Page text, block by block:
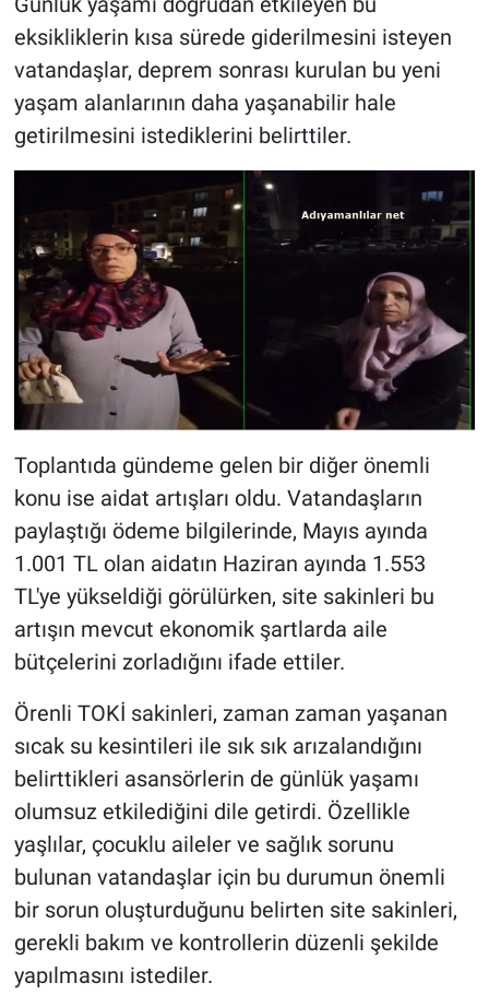
eksikliklerin kısa sürede giderilmesini isteyen
vatandaşlar, deprem sonrası kurulan bu yeni
yaşam alanlarının daha yaşanabilir hale
getirilmesini istediklerini belirttiler.
Toplantıda gündeme gelen bir diğer önemli
konu ise aidat artışları oldu. Vatandaşların
paylaştığı ödeme bilgilerinde, Mayıs ayında
1.001 TL olan aidatın Haziran ayında 1.553
TL'ye yükseldiği görülürken, site sakinleri bu
artışın mevcut ekonomik şartlarda aile
bütçelerini zorladığını ifade ettiler.
Örenli TOKİ sakinleri, zaman zaman yaşanan
sıcak su kesintileri ile sık sık arızalandığını
belirttikleri asansörlerin de günlük yaşamı
olumsuz etkilediğini dile getirdi. Özellikle
yaşlılar, çocuklu aileler ve sağlık sorunu
bulunan vatandaşlar için bu durumun önemli
bir sorun oluşturduğunu belirten site sakinleri,
gerekli bakım ve kontrollerin düzenli şekilde
yapılmasını istediler.